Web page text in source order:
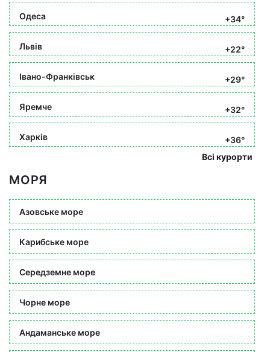
Одеса +34°
Львів +22°
Івано-Франківськ +29°
Яремче +32°
Харків
+36°
Всі курорти
МОРЯ
Азовське море
Карибське море
Середземне море
Чорне море
Андаманське море